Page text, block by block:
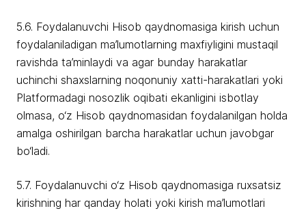
5.6. Foydalanuvchi Hisob qaydnomasiga kirish uchun
foydalaniladigan ma’lumotlarning maxfiyligini mustaqil
ravishda ta’minlaydi va agar bunday harakatlar
uchinchi shaxslarning noqonuniy xatti-harakatlari yoki
Platformadagi nosozlik oqibati ekanligini isbotlay
olmasa, o‘z Hisob qaydnomasidan foydalanilgan holda
amalga oshirilgan barcha harakatlar uchun javobgar
bo‘ladi.
5.7. Foydalanuvchi o‘z Hisob qaydnomasiga ruxsatsiz
kirishning har qanday holati yoki kirish ma’lumotlari